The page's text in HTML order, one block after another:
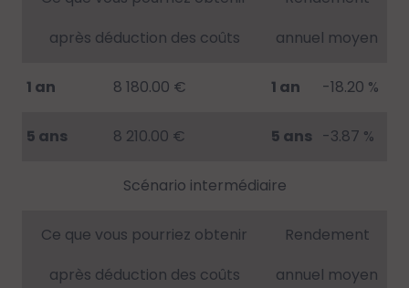
après déduction des coûts
annuel moyen
1 an 8 180.00 € 1 an -18.20 %
5 ans 8 210.00 € 5 ans -3.87 %
Scénario intermédiaire
Ce que vous pourriez obtenir
après déduction des coûts
Rendement
annuel moyen